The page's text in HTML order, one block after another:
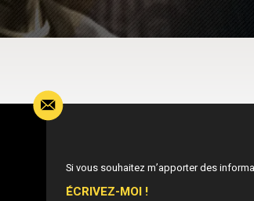
Si vous souhaitez m’apporter des
ÉCRIVEZ-MOI !